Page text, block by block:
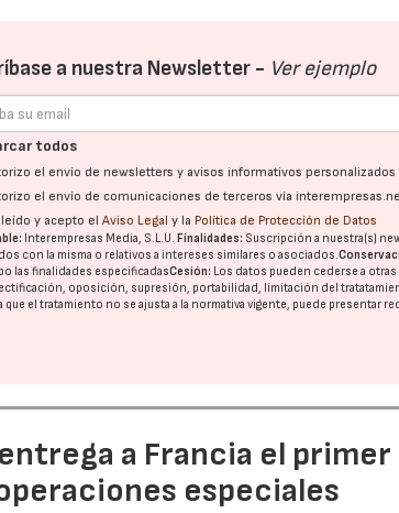
a nuestra Newsletter - Ver ejemplo
todos
el envío de newsletters y avisos informativos
el envío de comunicaciones de terceros vía
leído y acepto elAviso Legal y la Política de Protección de Datos
Interempresas Media, S.L.U. Finalidades: Suscripción a nuestra(s)
con la misma o relativos a intereses similares o asociados.
las finalidades especificadasCesión: Los datos pueden cederse a otras
oposición, supresión, portabilidad, limitación del
que el tratamiento no se ajusta a la normativa vigente, puede presentar
a Francia el
especiales